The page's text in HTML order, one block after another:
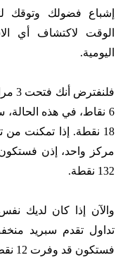
إشباع فضولك وتوقك
الوقت لاكتشاف أي
اليومية.
132 نقطة.
والآن إذا كان لديك
تداول تقدم سبريد
فستكون قد وفرت 12 نقطة (150 - 6 = 144).